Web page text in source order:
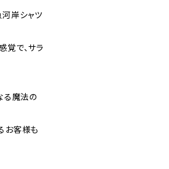
岸シャツ
で、サラ
る魔法の
お客様も